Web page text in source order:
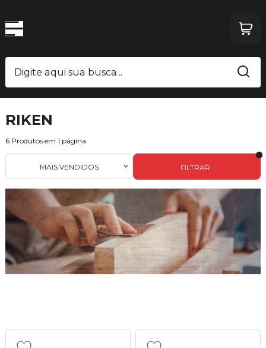
RIKEN
6 Produtos em 1 página
FILTRAR
MAIS VENDIDOS